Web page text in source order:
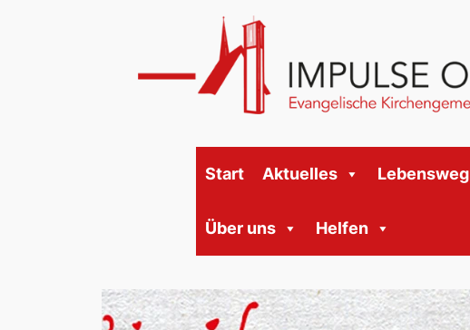
Start Aktuelles Lebensweg
Über uns Helfen